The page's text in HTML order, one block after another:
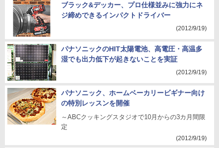
ブラック&デッカー、プロ仕様並みに強力にネ
ジ締めできるインパクトドライバー
(2012/9/19)
パナソニックのHIT太陽電池、高電圧・高温多
湿でも出力低下が起きないことを実証
(2012/9/19)
パナソニック、ホームベーカリービギナー向け
の特別レッスンを開催
～ABCクッキングスタジオで10月からの3カ月間限
定
(2012/9/19)